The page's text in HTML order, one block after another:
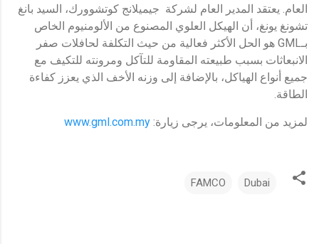
العام. يعتقد المدير العام لشركة جيميلانج كوتشوورك، السيد بانغ
تشونغ يونغ، أن الهيكل العلوي المصنوع من الألومنيوم الخاص
بـGML هو الحل الأكثر فعالية من حيث التكلفة لحافلات صفر
الانبعاثات بسبب طبيعته المقاومة للتآكل ومرونته للتكيف مع
جميع أنواع الهياكل، بالإضافة إلى وزنه الأخف الذي يعزز كفاءة
الطاقة.
لمزيد من المعلومات، يرجى زيارة: www.gml.com.my
Dubai
FAMCO